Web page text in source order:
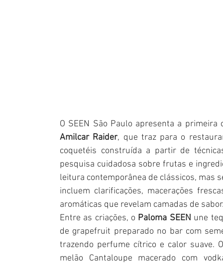
O SEEN São Paulo apresenta a
Amilcar Raider, que traz para o
coquetéis construída a partir de
pesquisa cuidadosa sobre frutas e
leitura contemporânea de clássicos, mas
incluem clarificações, macerações
aromáticas que revelam camadas de
Entre as criações, o Paloma SEEN une
de grapefruit preparado no bar com
trazendo perfume cítrico e calor suave.
melão Cantaloupe macerado com